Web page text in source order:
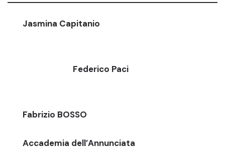
Jasmina Capitanio
Federico Paci
Fabrizio BOSSO
Accademia dell’Annunciata